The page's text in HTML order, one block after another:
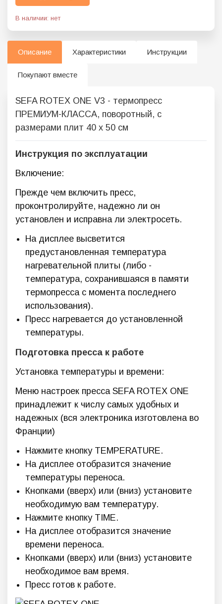
В наличии: нет
Описание Характеристики Инструкции
Покупают вместе
SEFA ROTEX ONE V3 - термопресс
ПРЕМИУМ-КЛАССА, поворотный, с
размерами плит 40 х 50 см
Инструкция по эксплуатации
Включение:
Прежде чем включить пресс,
проконтролируйте, надежно ли он
установлен и исправна ли электросеть.
На дисплее высветится
предустановленная температура
нагревательной плиты (либо -
температура, сохранившаяся в памяти
термопресса с момента последнего
использования).
Пресс нагревается до установленной
температуры.
Подготовка пресса к работе
Установка температуры и времени:
Меню настроек пресса SEFA ROTEX ONE
принадлежит к числу самых удобных и
надежных (вся электроника изготовлена во
Франции)
Нажмите кнопку TEMPERATURE.
На дисплее отобразится значение
температуры переноса.
Кнопками (вверх) или (вниз) установите
необходимую вам температуру.
Нажмите кнопку TIME.
На дисплее отобразится значение
времени переноса.
Кнопками (вверх) или (вниз) установите
необходимое вам время.
Пресс готов к работе.